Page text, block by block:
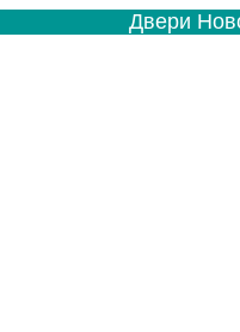
Двери